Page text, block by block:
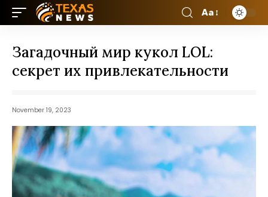
Aa
Загадочный мир кукол LOL:
секрет их привлекательности
November 19, 2023